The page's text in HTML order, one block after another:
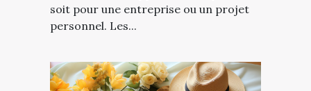
soit pour une entreprise ou un projet
personnel. Les...